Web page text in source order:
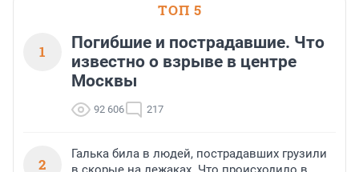
ТОП 5
1
Погибшие и пострадавшие. Что
известно о взрыве в центре
Москвы
92 606 217
2
Галька била в людей, пострадавших грузили